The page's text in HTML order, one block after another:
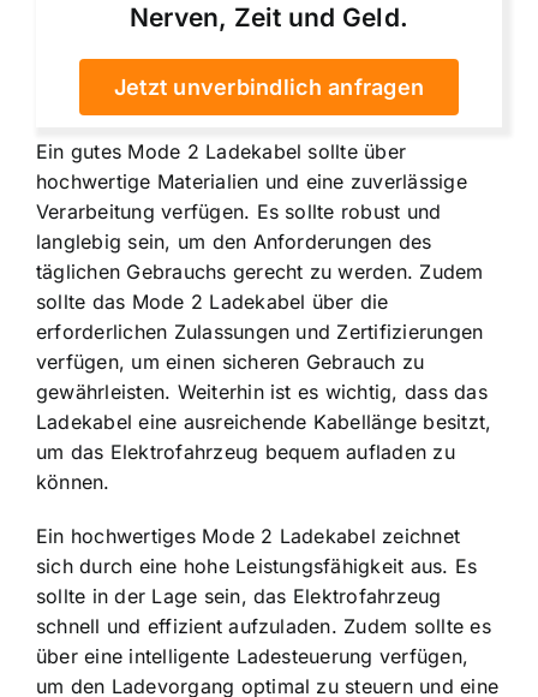
Nerven, Zeit und Geld.
Jetzt unverbindlich anfragen
Ein gutes Mode 2 Ladekabel sollte über
hochwertige Materialien und eine zuverlässige
Verarbeitung verfügen. Es sollte robust und
langlebig sein, um den Anforderungen des
täglichen Gebrauchs gerecht zu werden. Zudem
sollte das Mode 2 Ladekabel über die
erforderlichen Zulassungen und Zertifizierungen
verfügen, um einen sicheren Gebrauch zu
gewährleisten. Weiterhin ist es wichtig, dass das
Ladekabel eine ausreichende Kabellänge besitzt,
um das Elektrofahrzeug bequem aufladen zu
können.
Ein hochwertiges Mode 2 Ladekabel zeichnet
sich durch eine hohe Leistungsfähigkeit aus. Es
sollte in der Lage sein, das Elektrofahrzeug
schnell und effizient aufzuladen. Zudem sollte es
über eine intelligente Ladesteuerung verfügen,
um den Ladevorgang optimal zu steuern und eine